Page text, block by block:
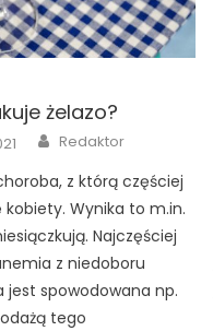
żelazo?
Author
Redaktor
z którą częściej
kobiety. Wynika to m.in.
Najczęściej
z niedoboru
jest spowodowana np.
tego